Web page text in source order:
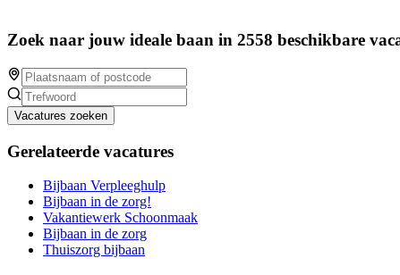
Zoek naar jouw ideale baan in 2558 beschikbare
Vacatures zoeken
Gerelateerde vacatures
Bijbaan Verpleeghulp
Bijbaan in de zorg!
Vakantiewerk Schoonmaak
Bijbaan in de zorg
Thuiszorg bijbaan